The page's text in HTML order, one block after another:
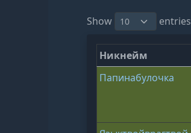
Show entries
Никнейм
Папинабулочка